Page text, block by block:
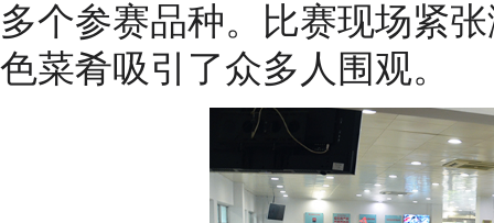
多个参赛品种。比赛现场紧
色菜肴吸引了众多人围观。